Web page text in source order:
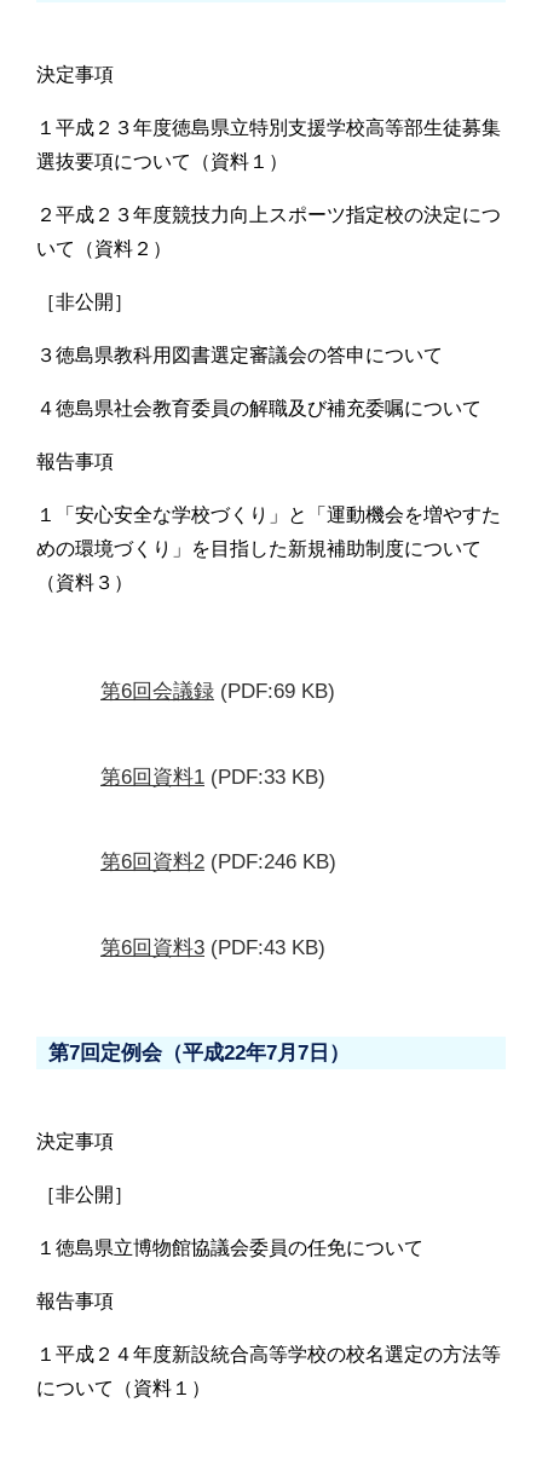
決定事項
１平成２３年度徳島県立特別支援学校高等部生徒募集
選抜要項について（資料１）
２平成２３年度競技力向上スポーツ指定校の決定につ
いて（資料２）
［非公開］
３徳島県教科用図書選定審議会の答申について
４徳島県社会教育委員の解職及び補充委嘱について
報告事項
１「安心安全な学校づくり」と「運動機会を増やすた
めの環境づくり」を目指した新規補助制度について
（資料３）
第6回会議録 (PDF:69 KB)
第6回資料1 (PDF:33 KB)
第6回資料2 (PDF:246 KB)
第6回資料3 (PDF:43 KB)
第7回定例会（平成22年7月7日）
決定事項
［非公開］
１徳島県立博物館協議会委員の任免について
報告事項
１平成２４年度新設統合高等学校の校名選定の方法等
について（資料１）